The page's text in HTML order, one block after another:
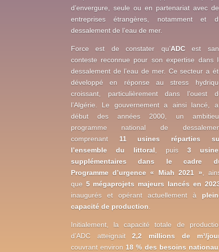
d’envergure, seule ou en partenariat avec
entreprises étrangères, notamment et
dessalement de l’eau de mer.
Force est de constater qu’ADCest
conteste reconnue pour son expertise dans
dessalement de l’eau de mer. Ce secteur a
développé en réponse au stress
croissant, particulièrement dans l’ouest
l’Algérie. Le gouvernement a ainsi lancé,
début des années 2000, un
programme national de
comprenant 11 usines réparties
l’ensemble du littoral, puis 3
supplémentaires dans le cadre
Programme d’urgence « Miah 2021 »,
que 5 mégaprojets majeurs lancés en
inaugurés et opérant actuellement à
capacité de production.
Initialement, la capacité totale de
d’ADC atteignait2,2 millions de m³/
couvrant environ 18 % des besoins